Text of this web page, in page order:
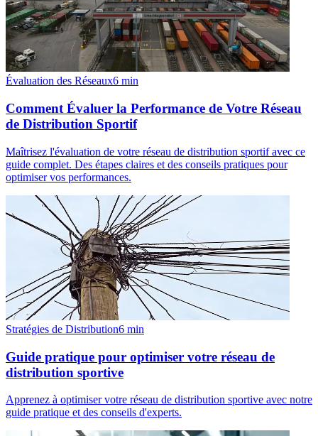
Évaluation des Réseaux6 min
Comment Évaluer la Performance de Votre Réseau
de Distribution Sportif
Maîtrisez l'évaluation de votre réseau de distribution sportif avec ce
guide complet. Des étapes claires et des conseils pratiques pour
optimiser vos performances.
Stratégies de Distribution6 min
Guide pratique pour optimiser votre réseau de
distribution sportive
Apprenez à optimiser votre réseau de distribution sportive avec notre
guide pratique et des conseils d'experts.